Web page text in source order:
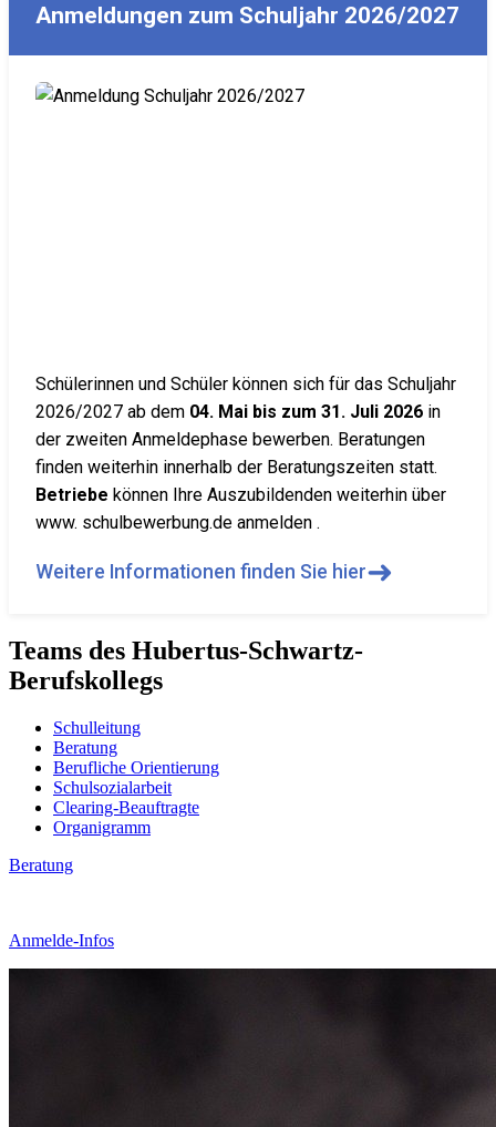
Anmeldungen zum Schuljahr 2026/2027
Schülerinnen und Schüler können sich für das Schuljahr
2026/2027 ab dem 04. Mai bis zum 31. Juli 2026 in
der zweiten Anmeldephase bewerben. Beratungen
finden weiterhin innerhalb der Beratungszeiten statt.
Betriebe können Ihre Auszubildenden weiterhin über
www. schulbewerbung.de anmelden .
Weitere Informationen finden Sie hier➜
Teams des Hubertus-Schwartz-
Berufskollegs
Schulleitung
Beratung
Berufliche Orientierung
Schulsozialarbeit
Clearing-Beauftragte
Organigramm
Beratung
Anmelde-Infos